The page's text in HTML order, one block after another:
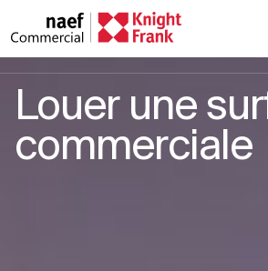
Louer une
commerciale